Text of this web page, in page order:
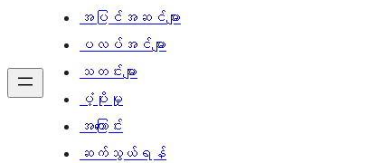
အပြင်အဆင်များ
ပလပ်အင်များ
သတင်းများ
ပံ့ပိုးမှု
အကြောင်း
ဆက်သွယ်ရန်